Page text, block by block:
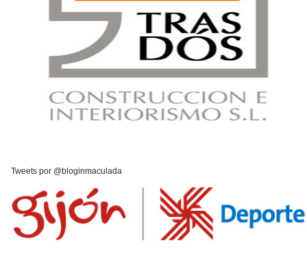
Tweets por @bloginmaculada